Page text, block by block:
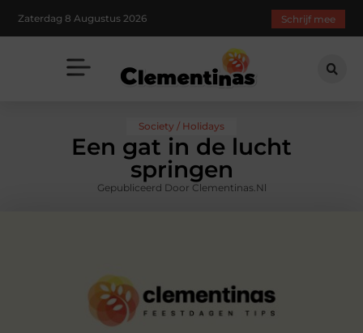
Zaterdag 8 Augustus 2026 Schrijf mee
Society / Holidays
Een gat in de lucht
springen
Gepubliceerd Door Clementinas.nl